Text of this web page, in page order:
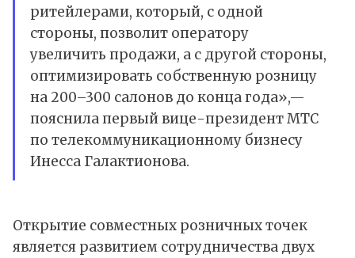
ритейлерами, который, с одной
стороны, позволит оператору
увеличить продажи, а с другой стороны,
оптимизировать собственную розницу
на 200–300 салонов до конца года»,—
пояснила первый вице-президент МТС
по телекоммуникационному бизнесу
Инесса Галактионова.
Открытие совместных розничных точек
является развитием сотрудничества двух